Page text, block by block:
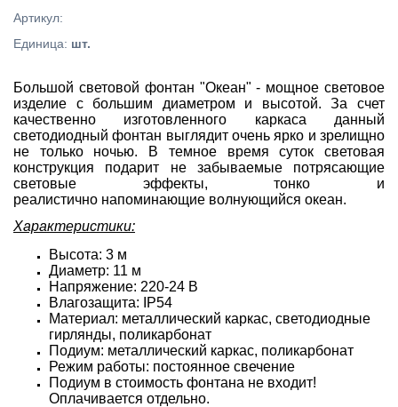
Артикул:
Единица: шт.
Большой световой фонтан "Океан" - мощное световое
изделие с большим диаметром и высотой. За счет
качественно изготовленного каркаса данный
светодиодный фонтан выглядит очень ярко и зрелищно
не только ночью. В темное время суток световая
конструкция подарит не забываемые потрясающие
световые эффекты, тонко и
реалистично напоминающие волнующийся океан.
Характеристики:
Высота: 3 м
Диаметр: 11 м
Напряжение: 220-24 В
Влагозащита: IP54
Материал: металлический каркас, светодиодные
гирлянды, поликарбонат
Подиум: металлический каркас, поликарбонат
Режим работы: постоянное свечение
Подиум в стоимость фонтана не входит!
Оплачивается отдельно.